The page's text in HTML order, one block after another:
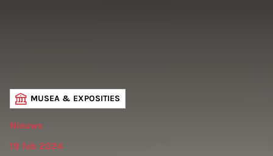
MUSEA & EXPOSITIES
Nieuws
19 feb 2024